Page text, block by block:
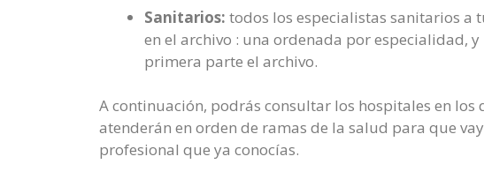
Sanitarios: todos los especialistas sanitarios a
en el archivo : una ordenada por especialidad,
primera parte el archivo.
A continuación, podrás consultar los hospitales en
atenderán en orden de ramas de la salud para que
profesional que ya conocías.